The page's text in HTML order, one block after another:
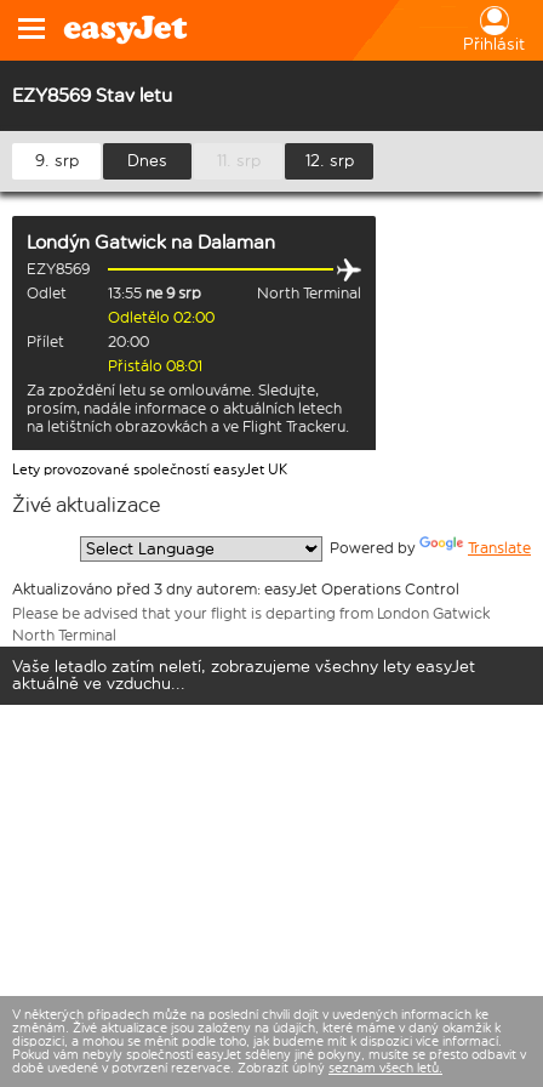
Přihlásit
EZY8569 Stav letu
9. srp Dnes 11. srp 12. srp
Londýn Gatwick na Dalaman
EZY8569
Odlet
13:55 ne 9 srp
North Terminal
Odletělo 02:00
Přílet
20:00
Přistálo 08:01
Za zpoždění letu se omlouváme. Sledujte,
prosím, nadále informace o aktuálních letech
na letištních obrazovkách a ve Flight Trackeru.
Lety provozované společností easyJet UK
Živé aktualizace
Powered by Translate
Aktualizováno před 3 dny autorem: easyJet Operations Control
Please be advised that your flight is departing from London Gatwick
North Terminal
Vaše letadlo zatím neletí, zobrazujeme všechny lety easyJet
aktuálně ve vzduchu...
V některých případech může na poslední chvíli dojít v uvedených informacích ke
změnám. Živé aktualizace jsou založeny na údajích, které máme v daný okamžik k
dispozici, a mohou se měnit podle toho, jak budeme mít k dispozici více informací.
Pokud vám nebyly společností easyJet sděleny jiné pokyny, musíte se přesto odbavit v
době uvedené v potvrzení rezervace. Zobrazit úplný seznam všech letů.